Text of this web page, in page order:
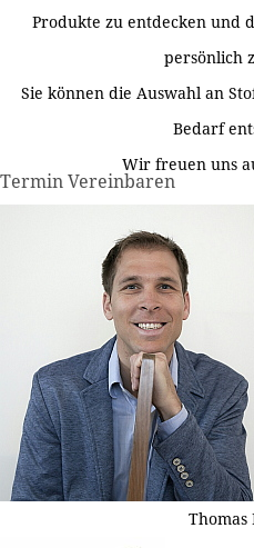
Produkte zu entdecken und
persönlich
Sie können die Auswahl an
Bedarf
Wir freuen uns
Termin Vereinbaren
Thomas